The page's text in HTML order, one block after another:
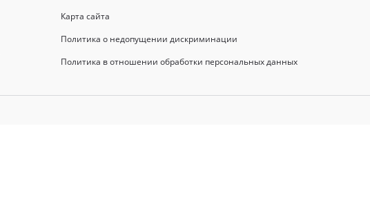
Карта сайта
Политика о недопущении дискриминации
Политика в отношении обработки персональных данных